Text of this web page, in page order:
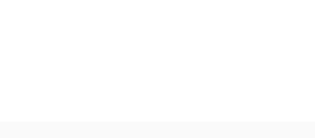
Daarnaast is de service van DD Hammocks